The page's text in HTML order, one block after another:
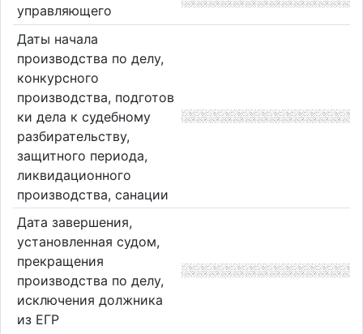
управляющего
Даты начала
производства по делу,
конкурсного
производства, подготов
ки дела к судебному
разбирательству,
защитного периода,
ликвидационного
производства, санации
Дата завершения,
установленная судом,
прекращения
производства по делу,
исключения должника
из ЕГР